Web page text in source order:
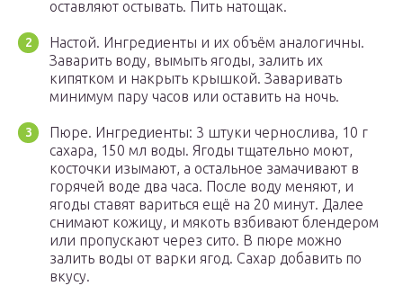
оставляют остывать. Пить натощак.
Настой. Ингредиенты и их объём аналогичны.
Заварить воду, вымыть ягоды, залить их
кипятком и накрыть крышкой. Заваривать
минимум пару часов или оставить на ночь.
Пюре. Ингредиенты: 3 штуки чернослива, 10 г
сахара, 150 мл воды. Ягоды тщательно моют,
косточки изымают, а остальное замачивают в
горячей воде два часа. После воду меняют, и
ягоды ставят вариться ещё на 20 минут. Далее
снимают кожицу, и мякоть взбивают блендером
или пропускают через сито. В пюре можно
залить воды от варки ягод. Сахар добавить по
вкусу.